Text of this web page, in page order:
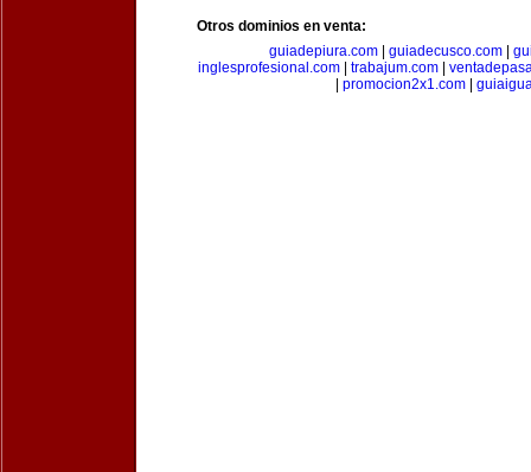
Otros dominios en venta:
guiadepiura.com| guiadecusco.com|
inglesprofesional.com| trabajum.com|
promocion2x1.com